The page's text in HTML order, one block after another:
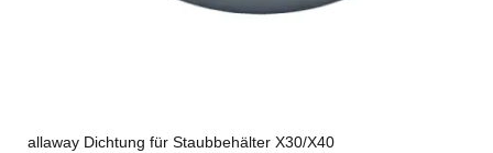
allaway Dichtung für Staubbehälter X30/X40